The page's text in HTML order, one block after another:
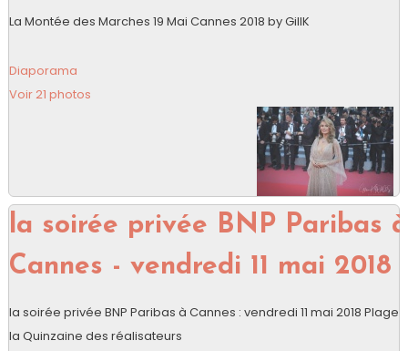
La Montée des Marches 19 Mai Cannes 2018 by GillK
Diaporama
Voir 21 photos
la soirée privée BNP Paribas à
Cannes - vendredi 11 mai 2018
la soirée privée BNP Paribas à Cannes : vendredi 11 mai 2018 Plage
la Quinzaine des réalisateurs